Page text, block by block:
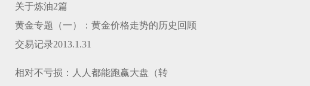
关于炼油2篇
黄金专题（一）：黄金价格走势的历史回顾
交易记录2013.1.31
相对不亏损：人人都能跑赢大盘（转